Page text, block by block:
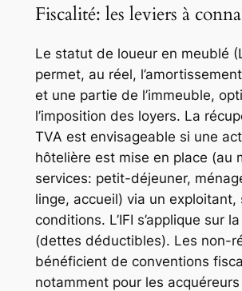
Fiscalité: les leviers à
Le statut de loueur en meublé
permet, au réel,
et une partie de l’immeuble,
l’imposition des loyers. La
TVA est envisageable si une
hôtelière est mise en place (au
services: petit-déjeuner,
linge, accueil) via un exploitant,
conditions. L’IFI s’applique sur
(dettes déductibles). Les non-
bénéficient de conventions
notamment pour les